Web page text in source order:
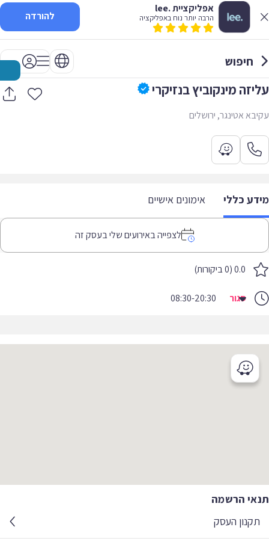
אפליקציית .lee
הרבה יותר נוח באפליקציה להורדה
חיפוש
עליזה מינקוביץ בנזיקרי
עקיבא אטינגר, ירושלים
מידע כללי אימונים אישיים
לצפייה באירועים שלי בעסק זה
0.0 (0 ביקורות)
סגור 08:30-20:30
תנאי הרשמה
תקנון העסק